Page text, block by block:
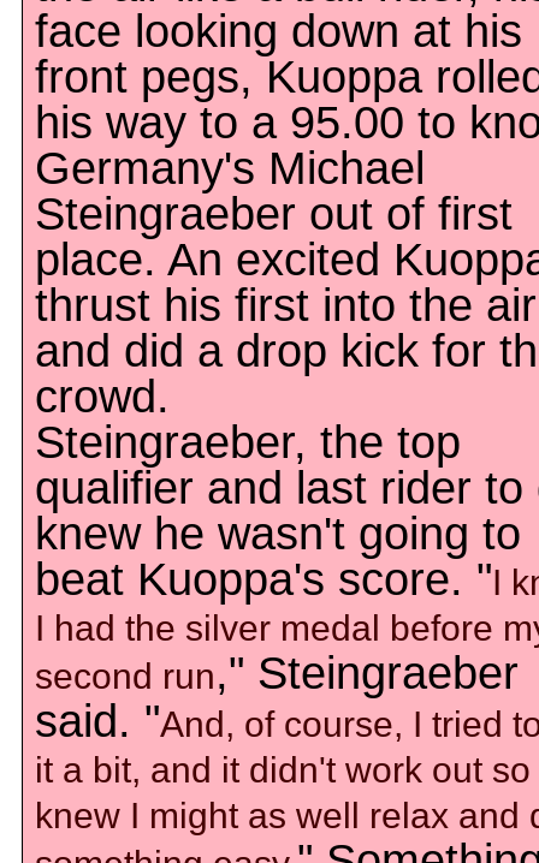
face looking down at his
front pegs, Kuoppa
his way to a 95.00 to
Germany's Michael
Steingraeber out of first
place. An excited
thrust his first into the air
and did a drop kick for
crowd.
Steingraeber, the top
qualifier and last rider to
knew he wasn't going to
beat Kuoppa's score. "I
I had the silver medal before
second run," Steingraeber
said. "And, of course, I tried
it a bit, and it didn't work out so
knew I might as well relax and